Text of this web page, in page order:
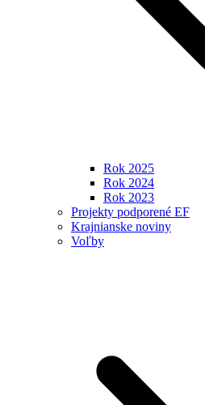
Rok 2025
Rok 2024
Rok 2023
Projekty podporené EF
Krajnianske noviny
Voľby